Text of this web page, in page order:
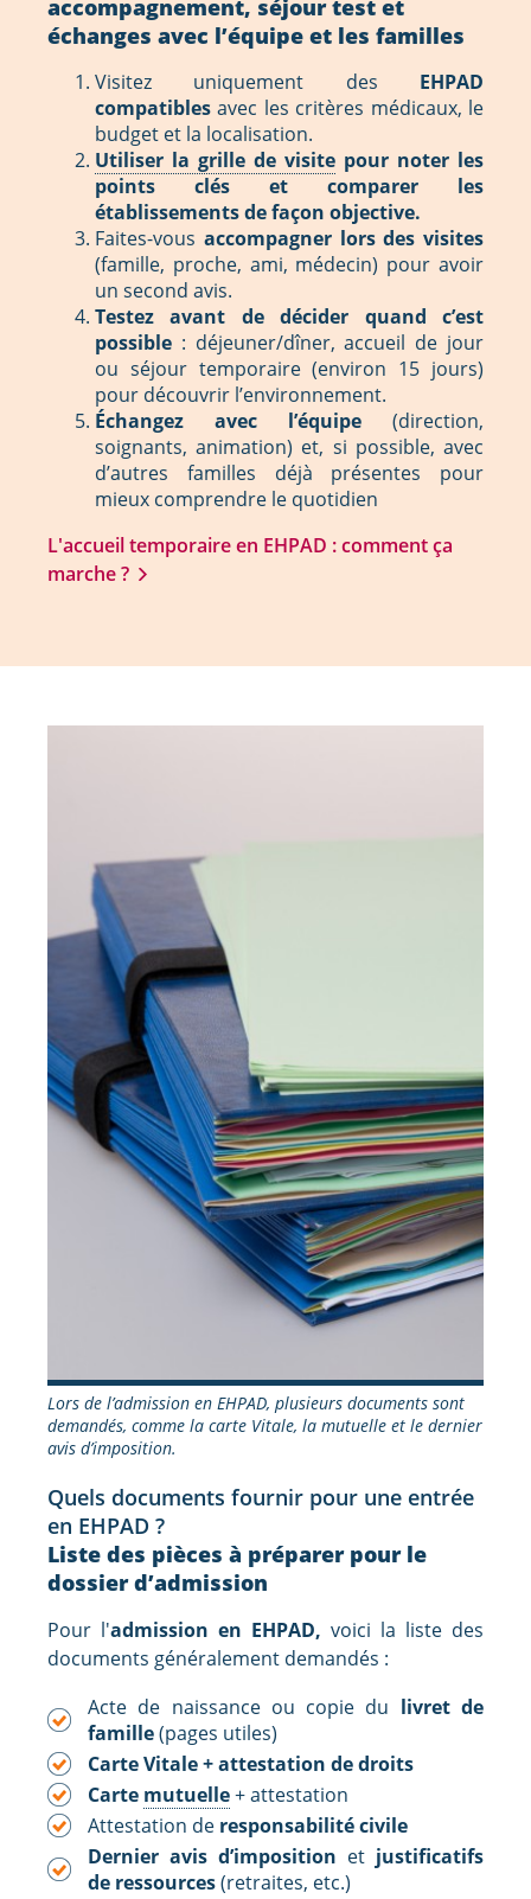
accompagnement, séjour test et
échanges avec l’équipe et les familles
Visitez uniquement des EHPAD
compatibles avec les critères médicaux, le
budget et la localisation.
Utiliser la grille de visite pour noter les
points clés et comparer les
établissements de façon objective.
Faites-vous accompagner lors des visites
(famille, proche, ami, médecin) pour avoir
un second avis.
Testez avant de décider quand c’est
possible : déjeuner/dîner, accueil de jour
ou séjour temporaire (environ 15 jours)
pour découvrir l’environnement.
Échangez avec l’équipe (direction,
soignants, animation) et, si possible, avec
d’autres familles déjà présentes pour
mieux comprendre le quotidien
L'accueil temporaire en EHPAD : comment ça
marche ?
Lors de l’admission en EHPAD, plusieurs documents sont
demandés, comme la carte Vitale, la mutuelle et le dernier
avis d’imposition.
Quels documents fournir pour une entrée
en EHPAD ?
Liste des pièces à préparer pour le
dossier d’admission
Pour l'admission en EHPAD, voici la liste des
documents généralement demandés :
Acte de naissance ou copie du livret de
famille(pages utiles)
Carte Vitale + attestation de droits
Carte mutuelle+ attestation
Attestation de responsabilité civile
Dernier avis d’imposition et justificatifs
de ressources(retraites, etc.)